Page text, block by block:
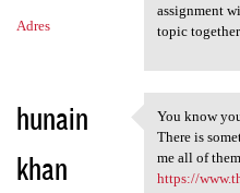
Adres
assignment
topic
hunain
khan
You know
You know
There is
me all of
https://